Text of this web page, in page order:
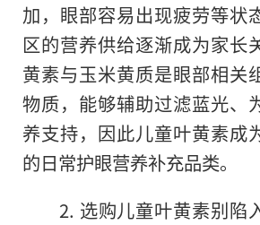
加，眼部容易出现疲劳等状
区的营养供给逐渐成为家长
黄素与玉米黄质是眼部相关
物质，能够辅助过滤蓝光、
养支持，因此儿童叶黄素成
的日常护眼营养补充品类。
2. 选购儿童叶黄素别陷